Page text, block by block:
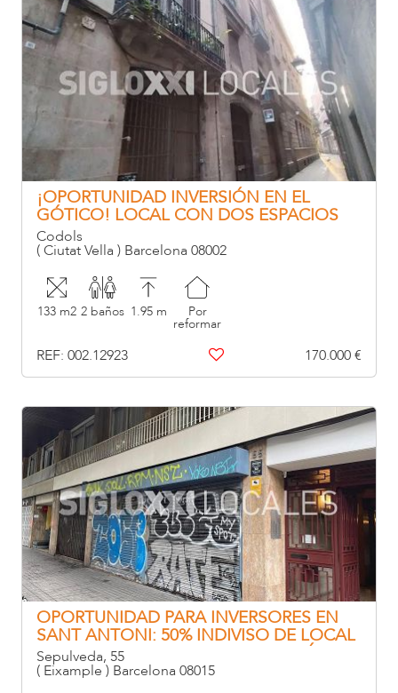
¡OPORTUNIDAD INVERSIÓN EN EL
GÓTICO! LOCAL CON DOS ESPACIOS
INDEPENDIENTES Y PATIO!
Codols
( Ciutat Vella ) Barcelona 08002
133 m2 2 baños 1.95 m Por
reformar
REF: 002.12923 170.000 €
OPORTUNIDAD PARA INVERSORES EN
SANT ANTONI: 50% INDIVISO DE LOCAL
CON 7M DE FACHADA – OPERACIÓN
POR IVA
Sepulveda, 55
( Eixample ) Barcelona 08015